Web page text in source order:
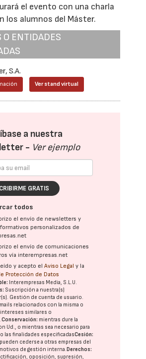
el evento con una charla
los alumnos del Máster.
O ENTIDADES
S.A.
Ver stand virtual
a nuestra
- Ver ejemplo
GRATIS
todos
el envío de newsletters y
personalizados de
el envío de comunicaciones
vía interempresas.net
y acepto elAviso Legal y la
Protección de Datos
Interempresas Media, S.L.U.
Suscripción a nuestra(s)
Gestión de cuenta de usuario.
relacionados con la misma o
similares o
Conservación: mientras dure la
Ud., o mientras sea necesario para
las finalidades especificadasCesión:
cederse a otras empresas del
de gestión interna. Derechos:
oposición, supresión,